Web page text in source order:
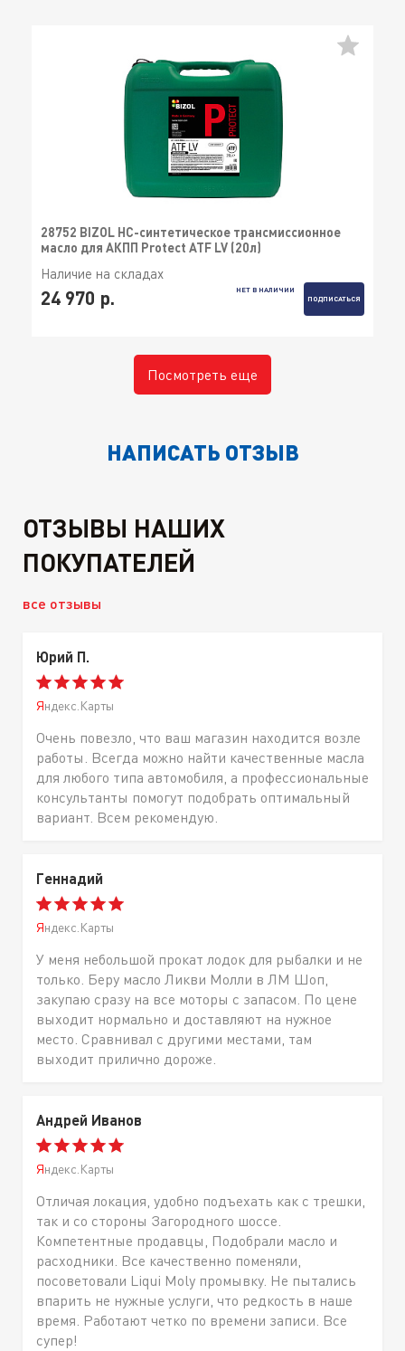
28752 BIZOL НС-синтетическое трансмиссионное
масло для АКПП Protect ATF LV (20л)
Наличие на складах
24 970 р.
НЕТ В НАЛИЧИИ
ПОДПИСАТЬСЯ
Посмотреть еще
НАПИСАТЬ ОТЗЫВ
ОТЗЫВЫ НАШИХ
ПОКУПАТЕЛЕЙ
все отзывы
Юрий П.
Яндекс.Карты
Очень повезло, что ваш магазин находится возле
работы. Всегда можно найти качественные масла
для любого типа автомобиля, а профессиональные
консультанты помогут подобрать оптимальный
вариант. Всем рекомендую.
Геннадий
Яндекс.Карты
У меня небольшой прокат лодок для рыбалки и не
только. Беру масло Ликви Молли в ЛМ Шоп,
закупаю сразу на все моторы с запасом. По цене
выходит нормально и доставляют на нужное
место. Сравнивал с другими местами, там
выходит прилично дороже.
Андрей Иванов
Яндекс.Карты
Отличая локация, удобно подъехать как с трешки,
так и со стороны Загородного шоссе.
Компетентные продавцы, Подобрали масло и
расходники. Все качественно поменяли,
посоветовали Liqui Moly промывку. Не пытались
впарить не нужные услуги, что редкость в наше
время. Работают четко по времени записи. Все
супер!